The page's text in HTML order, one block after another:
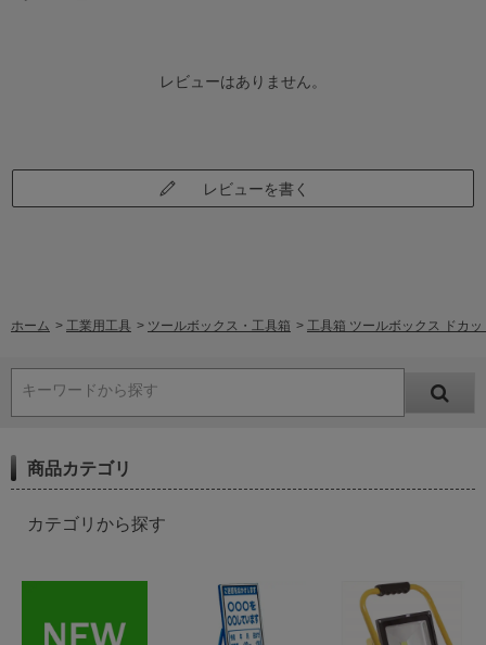
レビューはありません。
レビューを書く
ホーム > 工業用工具 > ツールボックス・工具箱 > 工具箱 ツールボックス ドカ
キーワードから探す
商品カテゴリ
カテゴリから探す